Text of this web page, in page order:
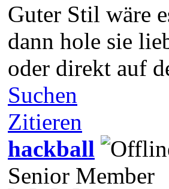
Guter Stil wäre
dann hole sie
oder direkt auf
Suchen
Zitieren
hackball
Senior Member